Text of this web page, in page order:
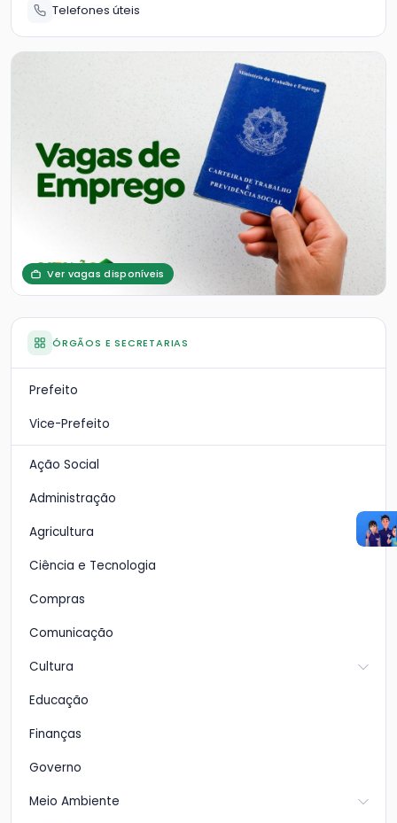
Telefones úteis
Ver vagas disponíveis
ÓRGÃOS E SECRETARIAS
Prefeito
Vice-Prefeito
Ação Social
Administração
Agricultura
Ciência e Tecnologia
Compras
Comunicação
Cultura
Educação
Finanças
Governo
Meio Ambiente